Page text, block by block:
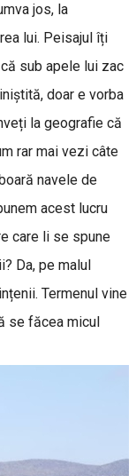
jos, la
lui. Peisajul îți
sub apele lui zac
doar e vorba
la geografie că
rar mai vezi câte
navele de
acest lucru
care li se spune
Da, pe malul
Termenul vine
se făcea micul